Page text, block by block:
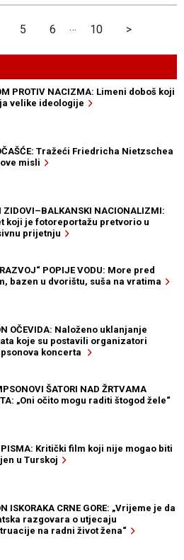
5 6 … 10 >
PROTIV NACIZMA: Limeni doboš koji
velike ideologije
Tražeći Friedricha Nietzschea
misli
ZIDOVI–BALKANSKI NACIONALIZMI:
koji je fotoreportažu pretvorio u
prijetnju
POPIJE VODU: More pred
bazen u dvorištu, suša na vratima
OČEVIDA: Naloženo uklanjanje
koje su postavili organizatori
koncerta
ŠATORI NAD ŽRTVAMA
„Oni očito mogu raditi štogod žele“
PISMA: Kritički film koji nije mogao biti
u Turskoj
ISKORAKA CRNE GORE: „Vrijeme je da
razgovara o utjecaju
na radni život žena“